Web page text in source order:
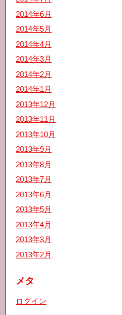
2014年6月
2014年5月
2014年4月
2014年3月
2014年2月
2014年1月
2013年12月
2013年11月
2013年10月
2013年9月
2013年8月
2013年7月
2013年6月
2013年5月
2013年4月
2013年3月
2013年2月
メタ
ログイン